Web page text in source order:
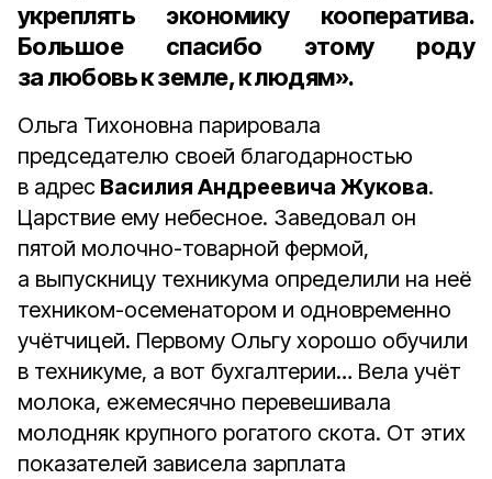
укреплять экономику кооператива.
Большое спасибо этому роду
за любовь к земле, к людям».
Ольга Тихоновна парировала
председателю своей благодарностью
в адрес Василия Андреевича Жукова.
Царствие ему небесное. Заведовал он
пятой молочно-товарной фермой,
а выпускницу техникума определили на неё
техником-осеменатором и одновременно
учётчицей. Первому Ольгу хорошо обучили
в техникуме, а вот бухгалтерии… Вела учёт
молока, ежемесячно перевешивала
молодняк крупного рогатого скота. От этих
показателей зависела зарплата